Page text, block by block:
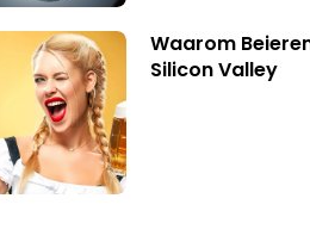
Waarom
Silicon Valley